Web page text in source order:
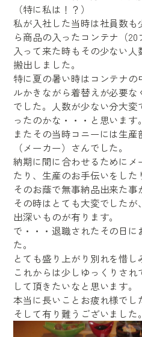
（特に私は！？）
私が入社した当時は社員数
ら商品の入ったコンテナ（
入って来た時もその少ない人
搬出しました。
特に夏の暑い時はコンテナ
ルかきながら着替えが必要
でした。人数が少ない分大
ったのかな・・・と思います。
またその当時コニーには生
（メーカー）さんでした。
納期に間に合わせるためにメ
たり、生産のお手伝いをした
そのお蔭で無事納品出来た事
その時はとても大変でした
出深いものが有ります。
で・・・退職されたその日
た。
とても盛り上がり別れを惜し
これからは少しゆっくりさ
して頂きたいなと思います。
本当に長いことお疲れ様でし
そして有り難うございました。